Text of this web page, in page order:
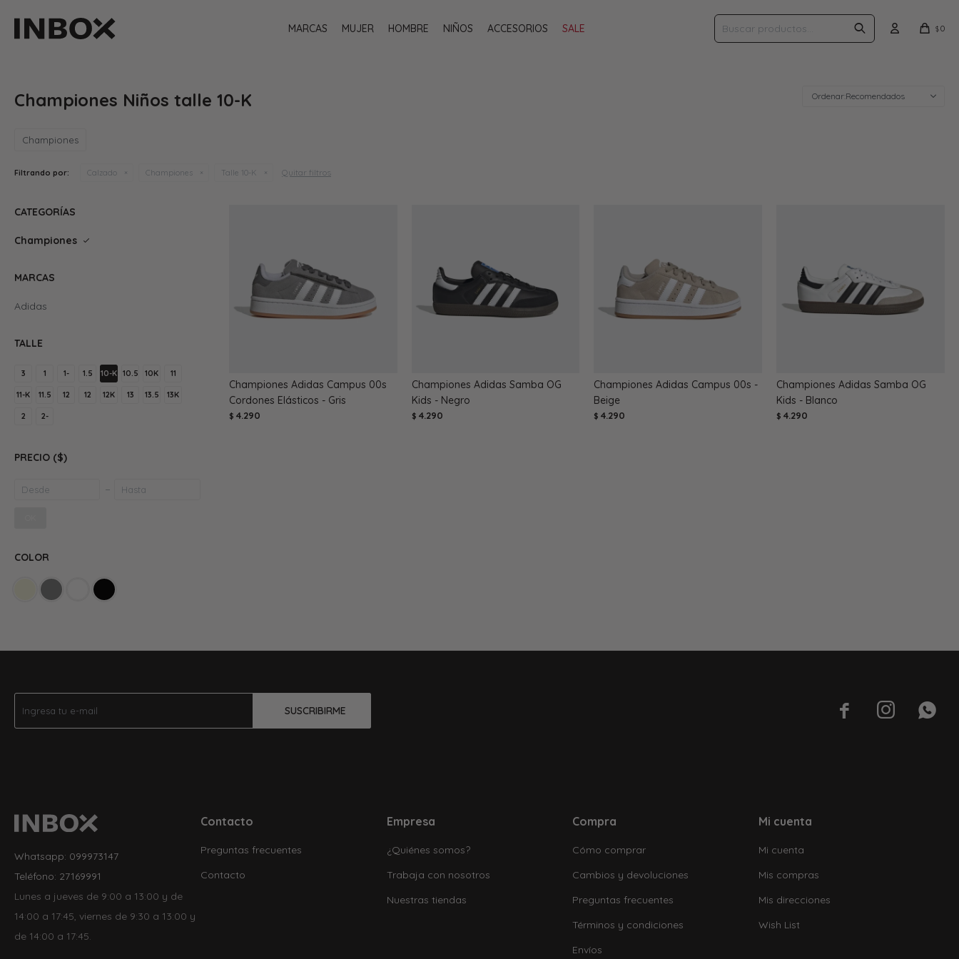
MARCAS MUJER HOMBRE NIÑOS ACCESORIOS SALE $0
Championes Niños talle 10-K Recomendados
Championes
Filtrando por: Calzado Championes Talle 10-K Quitar filtros
Championes Adidas Campus 00s
Cordones Elásticos - Gris
$ 4.290
Championes Adidas Samba OG
Kids - Negro
$ 4.290
Championes Adidas Campus 00s -
Beige
$ 4.290
Championes Adidas Samba OG
Kids - Blanco
$ 4.290
CATEGORÍAS
Championes
MARCAS
Adidas
TALLE
3 1 1- 1.5 10-K 10.5 10K 11
11-K 11.5 12 12 12K 13 13.5 13K
2 2-
PRECIO ($)
COLOR
SUSCRIBIRME   
Whatsapp: 099973147
Teléfono: 27169991
Lunes a jueves de 9:00 a 13:00 y de
14:00 a 17:45, viernes de 9:30 a 13:00 y
de 14:00 a 17:45.
Contacto
Preguntas frecuentes
Contacto
Empresa
¿Quiénes somos?
Trabaja con nosotros
Nuestras tiendas
Compra
Cómo comprar
Cambios y devoluciones
Preguntas frecuentes
Términos y condiciones
Envíos
Mi cuenta
Mi cuenta
Mis compras
Mis direcciones
Wish List